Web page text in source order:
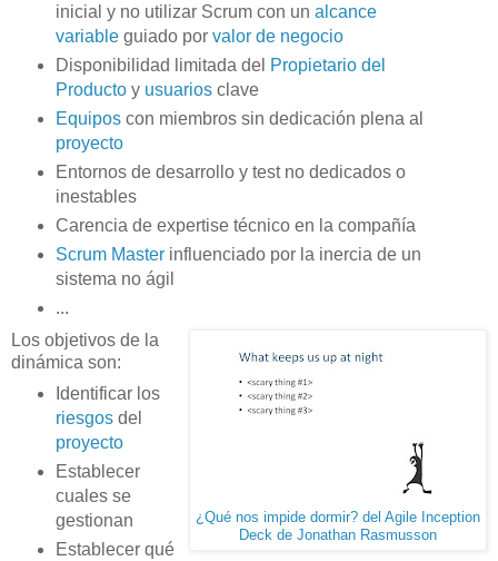
inicial y no utilizar Scrum con un alcance
variableguiado por valor de negocio
Disponibilidad limitada del Propietario del
Productoy usuariosclave
Equiposcon miembros sin dedicación plena al
proyecto
Entornos de desarrollo y test no dedicados o
inestables
Carencia de expertise técnico en la compañía
Scrum Masterinfluenciado por la inercia de un
sistema no ágil
...
¿Qué nos impide dormir? del Agile Inception
Deck de Jonathan Rasmusson
Los objetivos de la
dinámica son:
Identificar los
riesgosdel
proyecto
Establecer
cuales se
gestionan
Establecer qué